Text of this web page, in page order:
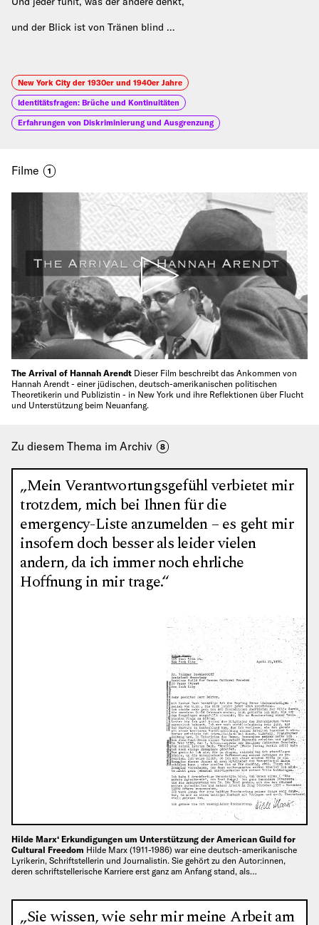
und der Blick ist von Tränen blind …
New York City der 1930er und 1940er Jahre
Identitätsfragen: Brüche und Kontinuitäten
Erfahrungen von Diskriminierung und Ausgrenzung
Filme 1
The Arrival of Hannah Arendt Dieser Film beschreibt das Ankommen von
Hannah Arendt - einer jüdischen, deutsch-amerikanischen politischen
Theoretikerin und Publizistin - in New York und ihre Reflektionen über Flucht
und Unterstützung beim Neuanfang.
Zu diesem Thema im Archiv 8
„Mein Verantwortungsgefühl verbietet mir
trotzdem, mich bei Ihnen für die
emergency-Liste anzumelden – es geht mir
insofern doch besser als leider vielen
andern, da ich immer noch ehrliche
Hoffnung in mir trage.“
Hilde Marx‘ Erkundigungen um Unterstützung der American Guild for
Cultural Freedom Hilde Marx (1911-1986) war eine deutsch-amerikanische
Lyrikerin, Schriftstellerin und Journalistin. Sie gehört zu den Autor:innen,
deren schriftstellerische Karriere erst ganz am Anfang stand, als…
„Sie wissen, wie sehr mir meine Arbeit am